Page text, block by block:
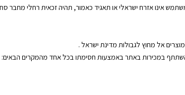
אינו אזרח ישראלי או תאגיד כאמור, תהיה זכאית רחלי מחבר
אל מחוץ לגבולות מדינת ישראל .
במכירות באתר באמצעות חסימתו בכל אחד מהמקרים הבאים: